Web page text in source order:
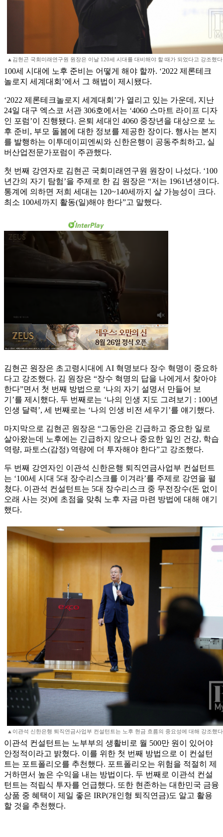
▲김현곤 국회미래연구원 원장은 이날 120세 시대를 대비해야 할 때가 되었다고 강조했
100세 시대에 노후 준비는 어떻게 해야 할까. ‘2022 제론테크
놀로지 세계대회’에서 그 해법이 제시됐다.
‘2022 제론테크놀로지 세계대회’가 열리고 있는 가운데, 지난
24일 대구 엑스코 서관 306호에서는 ‘4060 스마트 라이프 디자
인 포럼’이 진행됐다. 은퇴 세대인 4060 중장년을 대상으로 노
후 준비, 부모 돌봄에 대한 정보를 제공한 장이다. 행사는 본지
를 발행하는 이투데이피엔씨와 신한은행이 공동주최하고, 실
버산업전문가포럼이 주관했다.
첫 번째 강연자로 김현곤 국회미래연구원 원장이 나섰다. ‘100
년간의 자기 탐험’을 주제로 한 김 원장은 “저는 1961년생이다.
통계에 의하면 저희 세대는 120~140세까지 살 가능성이 크다.
최소 100세까지 활동(일)해야 한다”고 말했다.
김현곤 원장은 초고령시대에 AI 혁명보다 장수 혁명이 중요하
다고 강조했다. 김 원장은 “장수 혁명의 답을 나에게서 찾아야
한다”면서 첫 번째 방법으로 ‘나의 자기 설명서 만들어 보
기’를 제시했다. 두 번째로는 ‘나의 인생 지도 그려보기 : 100년
인생 달력’, 세 번째로는 ‘나의 인생 비전 세우기’를 얘기했다.
마지막으로 김현곤 원장은 “그동안은 긴급하고 중요한 일로
살아왔는데 노후에는 긴급하지 않으나 중요한 일인 건강, 학습
역량, 파토스(감정) 역량에 더 투자해야 한다”고 강조했다.
두 번째 강연자인 이관석 신한은행 퇴직연금사업부 컨설턴트
는 ‘100세 시대 5대 장수리스크를 이겨라’를 주제로 강연을 펼
쳤다. 이관석 컨설턴트는 5대 장수리스크 중 무전장수(돈 없이
오래 사는 것)에 초점을 맞춰 노후 자금 마련 방법에 대해 얘기
했다.
▲이관석 신한은행 퇴직연금사업부 컨설턴트는 노후 현금 흐름의 중요성에 대해 강조했
이관석 컨설턴트는 노부부의 생활비로 월 500만 원이 있어야
안정적이라고 밝혔다. 이를 위한 첫 번째 방법으로 이 컨설턴
트는 포트폴리오를 추천했다. 포트폴리오는 위험을 적절히 제
거하면서 높은 수익을 내는 방법이다. 두 번째로 이관석 컨설
턴트는 적립식 투자를 언급했다. 또한 현존하는 대한민국 금융
상품 중 혜택이 제일 좋은 IRP(개인형 퇴직연금)도 알고 활용
할 것을 추천했다.